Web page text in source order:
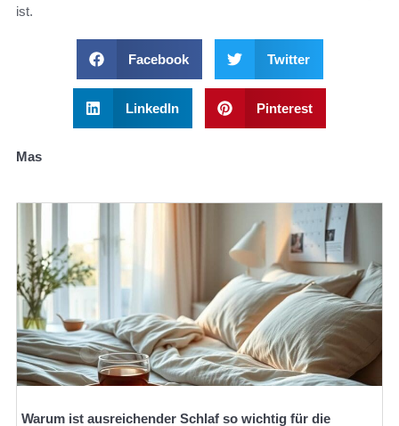
ist.
Facebook Twitter
LinkedIn Pinterest
Mas
Warum ist ausreichender Schlaf so wichtig für die